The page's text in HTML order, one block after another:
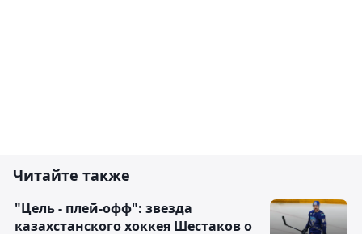
Читайте также
"Цель - плей-офф": звезда
казахстанского хоккея Шестаков о